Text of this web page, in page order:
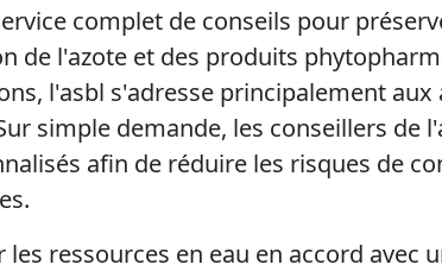
complet de conseils pour
de l'azote et des produits
l'asbl s'adresse principalement
simple demande, les conseillers de
afin de réduire les risques de
les ressources en eau en accord avec